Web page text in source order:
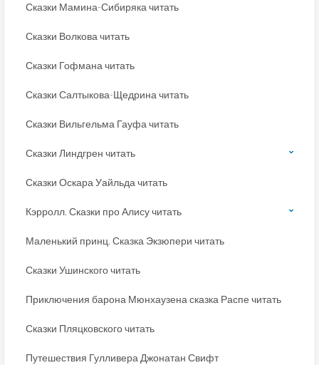
Сказки Мамина-Сибиряка читать
Сказки Волкова читать
Сказки Гофмана читать
Сказки Салтыкова-Щедрина читать
Сказки Вильгельма Гауфа читать
Сказки Линдгрен читать
Сказки Оскара Уайльда читать
Кэрролл. Сказки про Алису читать
Маленький принц. Сказка Экзюпери читать
Сказки Ушинского читать
Приключения барона Мюнхаузена сказка Распе читать
Сказки Пляцковского читать
Путешествия Гулливера Джонатан Свифт